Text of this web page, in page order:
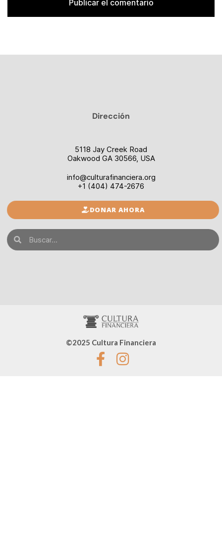
Dirección
5118 Jay Creek Road
Oakwood GA 30566, USA
info@culturafinanciera.org
+1 (404) 474-2676
DONAR AHORA
©2025 Cultura Financiera